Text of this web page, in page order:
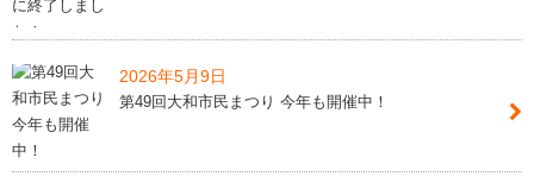
2026年5月9日
第49回大和市民まつり 今年も開催中！